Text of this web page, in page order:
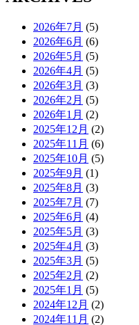
2026年7月 (5)
2026年6月 (6)
2026年5月 (5)
2026年4月 (5)
2026年3月 (3)
2026年2月 (5)
2026年1月 (2)
2025年12月 (2)
2025年11月 (6)
2025年10月 (5)
2025年9月 (1)
2025年8月 (3)
2025年7月 (7)
2025年6月 (4)
2025年5月 (3)
2025年4月 (3)
2025年3月 (5)
2025年2月 (2)
2025年1月 (5)
2024年12月 (2)
2024年11月 (2)